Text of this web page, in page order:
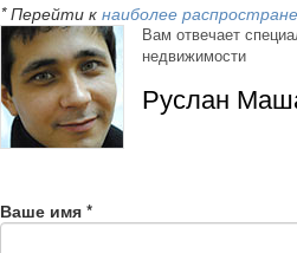
* Перейти к наиболее
Вам отвечает
недвижимости
Руслан
Ваше имя *